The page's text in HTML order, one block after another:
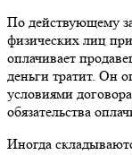
По действующему
физических лиц
оплачивает
деньги тратит. Он
условиями
обязательства
Иногда